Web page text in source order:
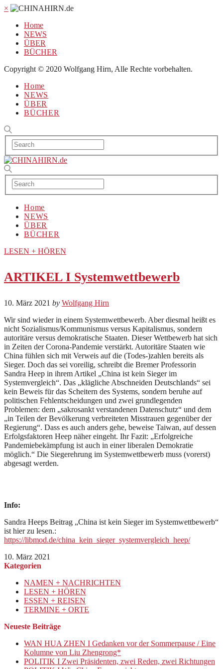
×
Home
NEWS
ÜBER
BÜCHER
Copyright © 2020 Wolfgang Hirn, Alle Rechte vorbehalten.
Home
NEWS
ÜBER
BÜCHER
Home
NEWS
ÜBER
BÜCHER
LESEN + HÖREN
ARTIKEL I Systemwettbewerb
10. März 2021 by Wolfgang Hirn
Wir sind wieder in einem Systemwettbewerb. Aber diesmal heißt es
nicht Sozialismus/Kommunismus versus Kapitalismus, sondern
autoritäre versus demokratische Staaten. Dieser Wettbewerb hat sich
in Zeiten der Corona-Pandemie verstärkt. Autoritäre Staaten wie
China fühlen sich mit Verweis auf die (Todes-)zahlen bereits als
Sieger. Doch das sei voreilig, schreibt die Bremer Professorin
Sandra Heep in ihrem Artikel „China ist kein Sieger im
Systemvergleich“. Das „klägliche Abschneiden Deutschlands“ sei
kein Beweis für das Scheitern des Systems, sondern beruhe auf
politischen Fehlentscheidungen und zwei grundlegenden
Problemen: dem „sakrosankt verstandenen Datenschutz“ und dem
„in Teilen der Bevölkerung verbreiteten Misstrauen gegenüber der
Regierung“. Dass es auch anders gehe, beweise Taiwan, auf dessen
Erfolgsfaktoren Heep näher eingeht. Ihr Fazit: „Erfolgreiche
Pandemiebekämpfung ist auch in einer liberalen Demokratie
möglich.“ Die Siegerehrung im Systemwettbewerb muss (vorerst)
abgesagt werden.
Info:
Sandra Heeps Beitrag „China ist kein Sieger im Systemwettbewerb“
ist hier zu lesen.:
https://libmod.de/china_kein_sieger_systemvergleich_heep/
10. März 2021
Kategorien
NAMEN + NACHRICHTEN
LESEN + HÖREN
ESSEN + REISEN
TERMINE + ORTE
Neueste Beiträge
WAN HUA ZHEN I Gedanken vor der Sommerpause / Eine
Kolumne von Liu Zhengrong*
POLITIK I Zwei Präsidenten, zwei Reden, zwei Richtungen